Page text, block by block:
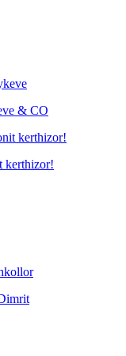
& CO
kerthizor!